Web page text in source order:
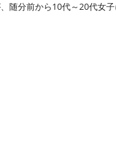
随分前から10代～20代女